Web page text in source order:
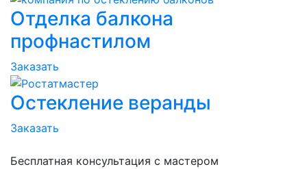
Отделка балкона
профнастилом
Заказать
Остекление веранды
Заказать
Бесплатная консультация с мастером